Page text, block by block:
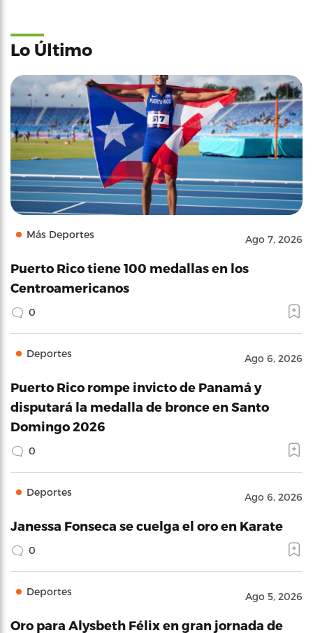
Lo Último
Más Deportes Ago 7, 2026
Puerto Rico tiene 100 medallas en los
Centroamericanos
0
Deportes Ago 6, 2026
Puerto Rico rompe invicto de Panamá y
disputará la medalla de bronce en Santo
Domingo 2026
0
Deportes Ago 6, 2026
Janessa Fonseca se cuelga el oro en Karate
0
Deportes Ago 5, 2026
Oro para Alysbeth Félix en gran jornada de